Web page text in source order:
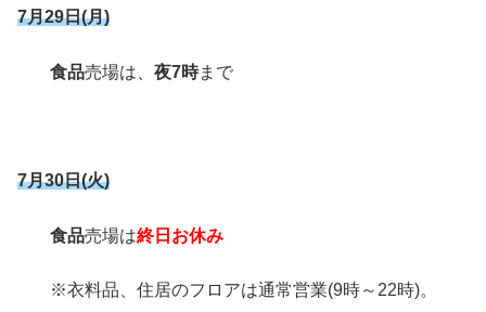
7月29日(月)
食品売場は、 夜7時まで
7月30日(火)
食品売場は終日お休み
※衣料品、住居のフロアは通常営業(9時～22時)。